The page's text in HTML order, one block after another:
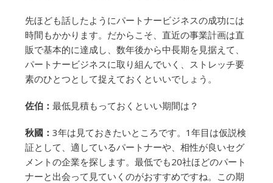
先ほども話したようにパートナービジネスの成功には
時間もかかります。だからこそ、直近の事業計画は直
販で基本的に達成し、数年後から中長期を見据えて、
パートナービジネスに取り組んでいく、ストレッチ要
素のひとつとして捉えておくといいでしょう。
佐伯： 最低見積もっておくといい期間は？
秋國： 3年は見ておきたいところです。1年目は仮説検
証として、適しているパートナーや、相性が良いセグ
メントの企業を探します。最低でも20社ほどのパート
ナーと出会って見ていくのがおすすめですね。この期